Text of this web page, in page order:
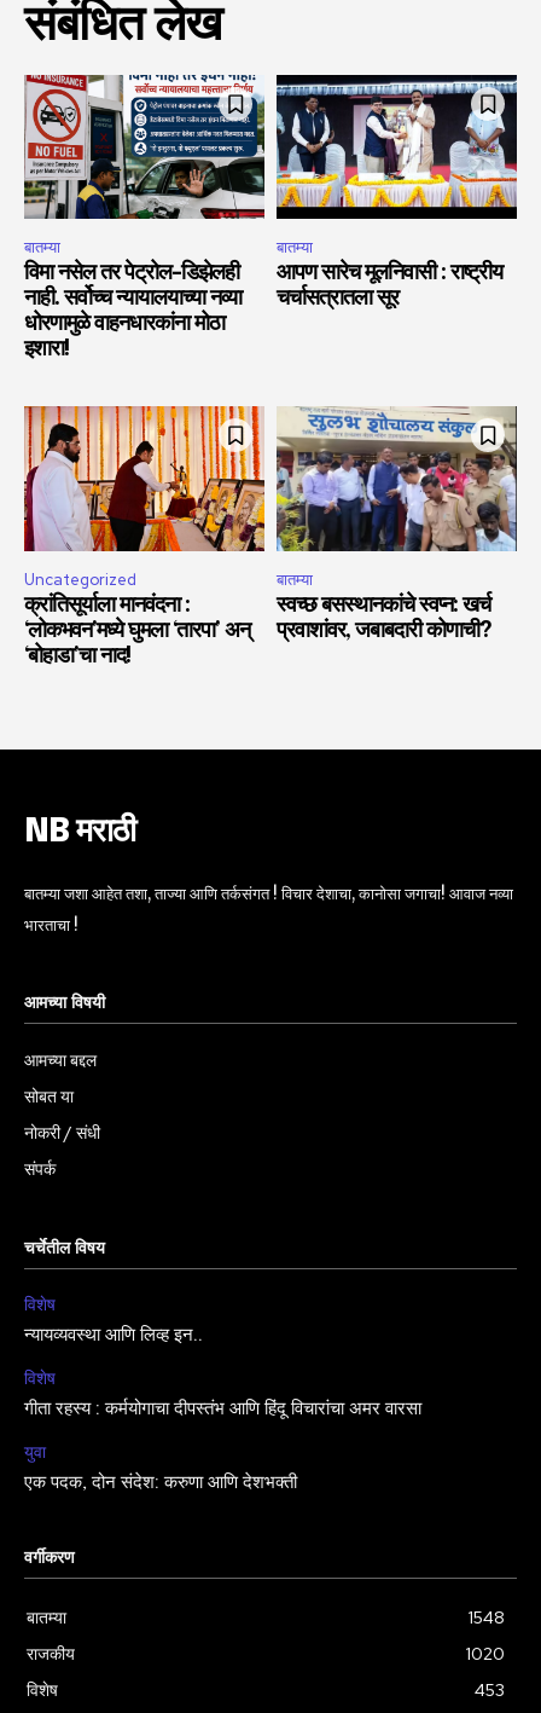
संबंधित लेख
बातम्या
विमा नसेल तर पेट्रोल-डिझेलही
नाही. सर्वोच्च न्यायालयाच्या नव्या
धोरणामुळे वाहनधारकांना मोठा
इशारा!
बातम्या
आपण सारेच मूलनिवासी : राष्ट्रीय
चर्चासत्रातला सूर
Uncategorized
क्रांतिसूर्याला मानवंदना :
‘लोकभवन’मध्ये घुमला ‘तारपा’ अन्
‘बोहाडा’चा नाद!
बातम्या
स्वच्छ बसस्थानकांचे स्वप्न: खर्च
प्रवाशांवर, जबाबदारी कोणाची?
NB मराठी
बातम्या जशा आहेत तशा, ताज्या आणि तर्कसंगत ! विचार देशाचा, कानोसा जगाचा! आवाज नव्या
भारताचा !
आमच्या विषयी
आमच्या बद्दल
सोबत या
नोकरी / संधी
संपर्क
चर्चेतील विषय
विशेष
न्यायव्यवस्था आणि लिव्ह इन..
विशेष
गीता रहस्य : कर्मयोगाचा दीपस्तंभ आणि हिंदू विचारांचा अमर वारसा
युवा
एक पदक, दोन संदेश: करुणा आणि देशभक्ती
वर्गीकरण
बातम्या
1548
राजकीय
1020
विशेष
453